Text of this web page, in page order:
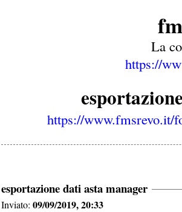
La
https://
https://www.fmsrevo.it/
esportazione dati asta manager
Inviato:09/09/2019, 20:33